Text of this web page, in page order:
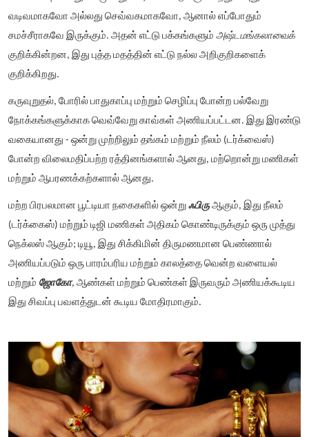
வடிவமாகவோ அல்லது செவ்வகமாகவோ, ஆனால் எப்போதும்
சமச்சீராகவே இருக்கும். அதன் எட்டு பக்கங்களும் அஷ்டமங்கலாவைக்
குறிக்கின்றன, இது புத்த மதத்தின் எட்டு நல்ல அறிகுறிகளைக்
குறிக்கிறது.
கருவுறுதல், போரில் பாதுகாப்பு மற்றும் செழிப்பு போன்ற பல்வேறு
நோக்கங்களுக்காக வெவ்வேறு காவ்கள் அணியப்பட்டன. இது இரண்டு
வகையானது - ஒன்று முற்றிலும் தங்கம் மற்றும் நீலம் (டர்க்வைஸ்)
போன்ற விலைமதிப்பற்ற ரத்தினங்களால் ஆனது, மற்றொன்று மணிகள்
மற்றும் ஆபரணக்கற்களால் ஆனது.
மற்ற பிரபலமான பூட்டியா நகைகளில் ஒன்று ஃபிரு ஆகும், இது நீலம்
(டர்க்கைஸ்) மற்றும் டிஜி மணிகள் அதிகம் கொண்டிருக்கும் ஒரு முத்து
நெக்லஸ் ஆகும்; டியூ, இது சிக்கிமின் திருமணமான பெண்ணால்
அணியப்படும் ஒரு பாரம்பரிய மற்றும் காலத்தை வென்ற வளையல்
மற்றும் ஜோகோ, ஆண்கள் மற்றும் பெண்கள் இருவரும் அணியக்கூடிய
இது சிவப்பு பவளத்துடன் கூடிய மோதிரமாகும்.